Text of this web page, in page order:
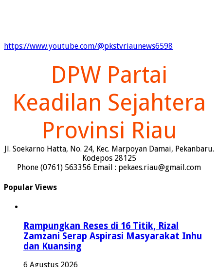
https://www.youtube.com/@pkstvriaunews6598
DPW Partai
Keadilan Sejahtera
Provinsi Riau
Jl. Soekarno Hatta, No. 24, Kec. Marpoyan Damai, Pekanbaru.
Kodepos 28125
Phone (0761) 563356 Email : pekaes.riau@gmail.com
Popular Views
Rampungkan Reses di 16 Titik, Rizal
Zamzani Serap Aspirasi Masyarakat Inhu
dan Kuansing
6 Agustus 2026